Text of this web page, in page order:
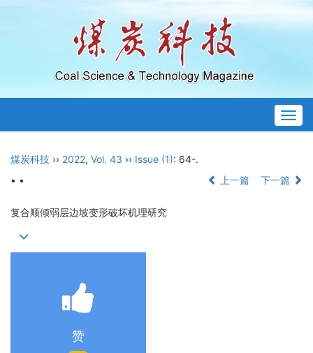
煤炭科技 ›› 2022, Vol. 43 ›› Issue (1): 64-.
• •
上一篇 下一篇
复合顺倾弱层边坡变形破坏机理研究
赞